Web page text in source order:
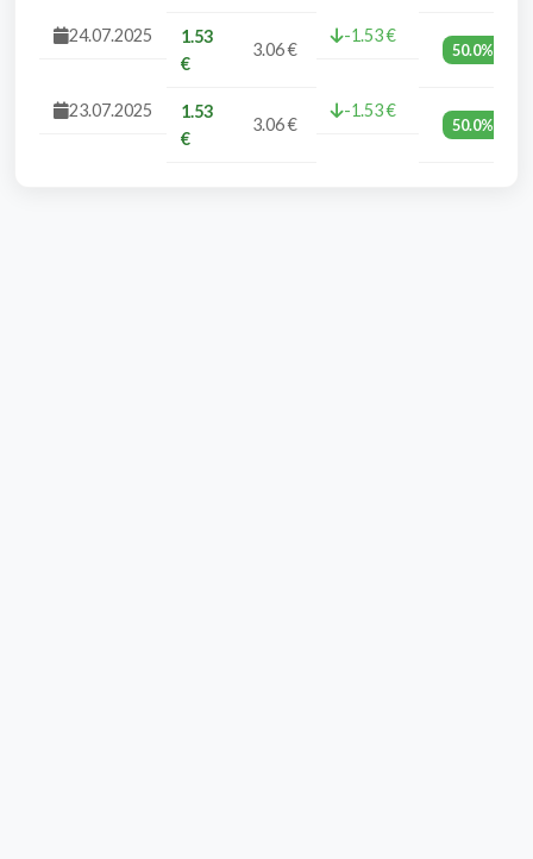
24.07.2025
1.53
€
3.06 €
-1.53 €
50.0%
23.07.2025
1.53
€
3.06 €
-1.53 €
50.0%